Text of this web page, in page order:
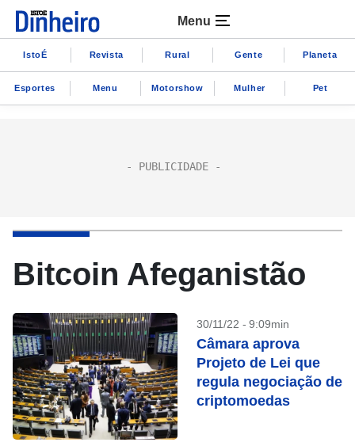
Menu
IstoÉ Revista Rural Gente Planeta
Esportes Menu Motorshow Mulher Pet
Bitcoin Afeganistão
30/11/22 - 9:09min
Câmara aprova
Projeto de Lei que
regula negociação de
criptomoedas